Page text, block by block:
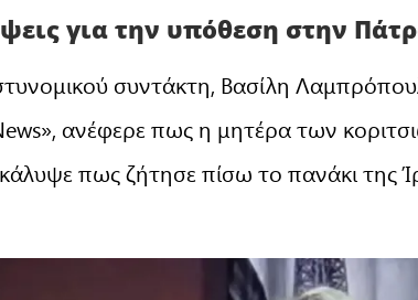
για την υπόθεση στην
συντάκτη, Βασίλη
ανέφερε πως η μητέρα των
πως ζήτησε πίσω το πανάκι της